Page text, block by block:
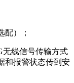
）；
线信号传输方式
和报警状态传到安